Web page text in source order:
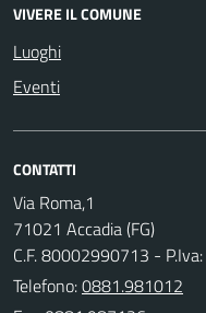
VIVERE IL COMUNE
Luoghi
Eventi
CONTATTI
Via Roma,1
71021 Accadia (FG)
C.F. 80002990713 -
Telefono:0881.981012